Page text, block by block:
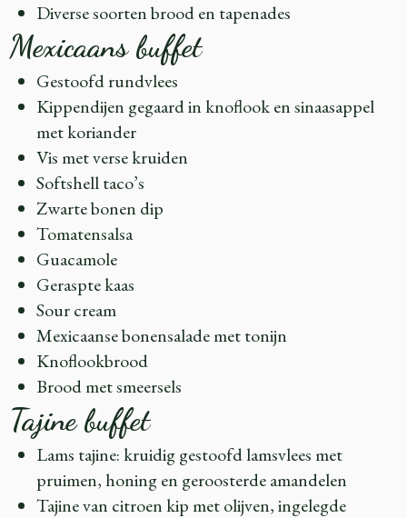
Diverse soorten brood en tapenades
Mexicaans buffet
Gestoofd rundvlees
Kippendijen gegaard in knoflook en sinaasappel
met koriander
Vis met verse kruiden
Softshell taco’s
Zwarte bonen dip
Tomatensalsa
Guacamole
Geraspte kaas
Sour cream
Mexicaanse bonensalade met tonijn
Knoflookbrood
Brood met smeersels
Tajine buffet
Lams tajine: kruidig gestoofd lamsvlees met
pruimen, honing en geroosterde amandelen
Tajine van citroen kip met olijven, ingelegde